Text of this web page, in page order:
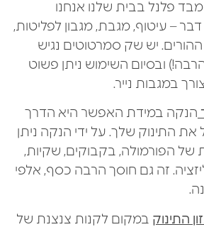
פלנל בבית שלנו אנחנו
– עיטוף, מגבת, מגבון לפליטות,
יש שק סמרטוטים נגיש
ובסיום השימוש ניתן פשוט
במגבות נייר.
הנקה במידת האפשר היא הדרך
את התינוק שלך. על ידי הנקה ניתן
של הפורמולה, בקבוקים, שקיות,
זה גם חוסך הרבה כסף, אלפי
התינוק במקום לקנות צנצנת של